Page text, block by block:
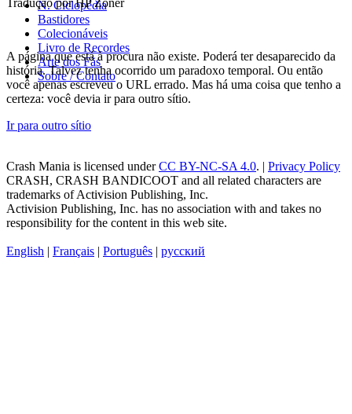
N. Ciclopédia
Bastidores
Colecionáveis
Livro de Recordes
Arte dos Fãs
Sobre / Contato
A página que está à procura não existe. Poderá ter desaparecido da
história. Talvez tenha ocorrido um paradoxo temporal. Ou então
você apenas escreveu o URL errado. Mas há uma coisa que tenho a
certeza: você devia ir para outro sítio.
Ir para outro sítio
Crash Mania is licensed underCC BY-NC-SA 4.0. | Privacy Policy
CRASH, CRASH BANDICOOT and all related characters are
trademarks of Activision Publishing, Inc.
Activision Publishing, Inc. has no association with and takes no
responsibility for the content in this web site.
English | Français | Português | русский